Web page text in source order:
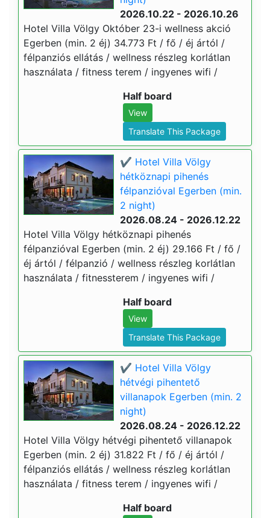
2026.10.22 - 2026.10.26
Hotel Villa Völgy Október 23-i wellness akció
Egerben (min. 2 éj) 34.773 Ft / fő / éj ártól /
félpanziós ellátás / wellness részleg korlátlan
használata / fitness terem / ingyenes wifi /
Half board
View
Translate This Package
✔️ Hotel Villa Völgy
hétköznapi pihenés
félpanzióval Egerben (min.
2 night)
2026.08.24 - 2026.12.22
Hotel Villa Völgy hétköznapi pihenés
félpanzióval Egerben (min. 2 éj) 29.166 Ft / fő /
éj ártól / félpanzió / wellness részleg korlátlan
használata / fitnessterem / ingyenes wifi /
Half board
View
Translate This Package
✔️ Hotel Villa Völgy
hétvégi pihentető
villanapok Egerben (min. 2
night)
2026.08.24 - 2026.12.22
Hotel Villa Völgy hétvégi pihentető villanapok
Egerben (min. 2 éj) 31.822 Ft / fő / éj ártól /
félpanziós ellátás / wellness részleg korlátlan
használata / fitness terem / ingyenes wifi /
Half board